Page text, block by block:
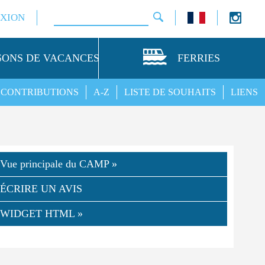
DE VACANCES FERRIES
LIENS
LISTE DE SOUHAITS
A-Z
CONTRIBUTIONS
Vue principale du CAMP »
ÉCRIRE UN AVIS
WIDGET HTML »